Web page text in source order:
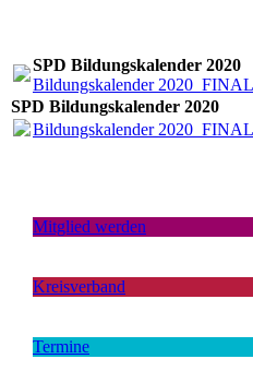
SPD Bildungskalender 2020
Bildungskalender
SPD Bildungskalender 2020
Bildungskalender
Mitglied werden
Kreisverband
Termine